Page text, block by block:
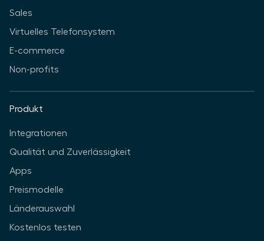
Sales
Virtuelles Telefonsystem
E-commerce
Non-profits
Produkt
Integrationen
Qualität und Zuverlässigkeit
Apps
Preismodelle
Länderauswahl
Kostenlos testen